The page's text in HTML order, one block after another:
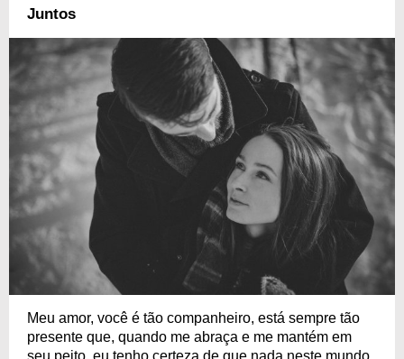
Juntos
Meu amor, você é tão companheiro, está sempre tão
presente que, quando me abraça e me mantém em
seu peito, eu tenho certeza de que nada neste mundo